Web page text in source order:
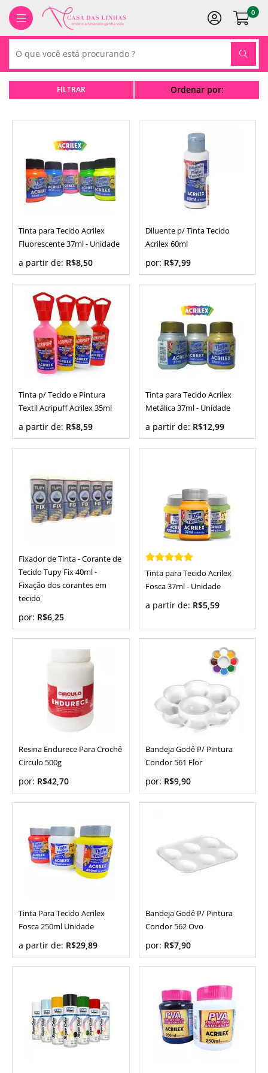
0
Ordenar por:
Tinta para Tecido Acrilex
Fluorescente 37ml - Unidade
a partir de: R$8,50
Diluente p/ Tinta Tecido
Acrilex 60ml
por: R$7,99
Tinta p/ Tecido e Pintura
Textil Acripuff Acrilex 35ml
a partir de: R$8,59
Tinta para Tecido Acrilex
Metálica 37ml - Unidade
a partir de: R$12,99
Fixador de Tinta - Corante de
Tecido Tupy Fix 40ml -
Fixação dos corantes em
tecido
por: R$6,25
Tinta para Tecido Acrilex
Fosca 37ml - Unidade
a partir de: R$5,59
Resina Endurece Para Crochê
Circulo 500g
por: R$42,70
Bandeja Godê P/ Pintura
Condor 561 Flor
por: R$9,90
Tinta Para Tecido Acrilex
Fosca 250ml Unidade
a partir de: R$29,89
Bandeja Godê P/ Pintura
Condor 562 Ovo
por: R$7,90